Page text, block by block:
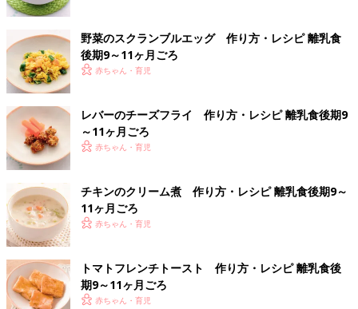
野菜のスクランブルエッグ 作り方・レシピ 離乳食
後期9～11ヶ月ごろ
赤ちゃん・育児
レバーのチーズフライ 作り方・レシピ 離乳食後期9
～11ヶ月ごろ
赤ちゃん・育児
チキンのクリーム煮 作り方・レシピ 離乳食後期9～
11ヶ月ごろ
赤ちゃん・育児
トマトフレンチトースト 作り方・レシピ 離乳食後
期9～11ヶ月ごろ
赤ちゃん・育児